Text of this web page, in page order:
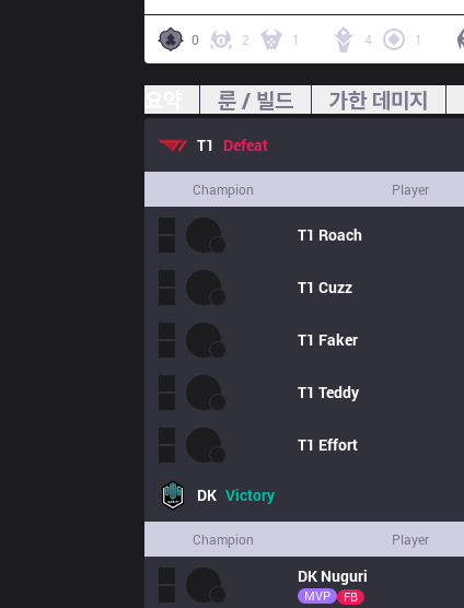
0 2 1 4 1
룬 / 빌드 가한 데미지
T1 Defeat
Champion Player
T1 Roach
T1 Cuzz
T1 Faker
T1 Teddy
T1 Effort
DK Victory
Champion Player
DK Nuguri
MVP FB